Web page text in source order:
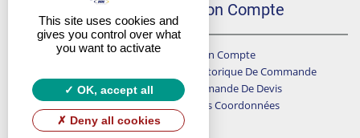
A Qui Dois-Je Envoyer Ma Demande De Devis ?
LIVREZ VOUS SUR CHANTIER ?
Y A T-IL UN SUIVI DES CHANTIERS ?
Mon Compte
Mon Compte
Historique De Commande
Demande De Devis
Mes Coordonnées
This site uses cookies and
gives you control over what
you want to activate
OK, accept all
Deny all cookies